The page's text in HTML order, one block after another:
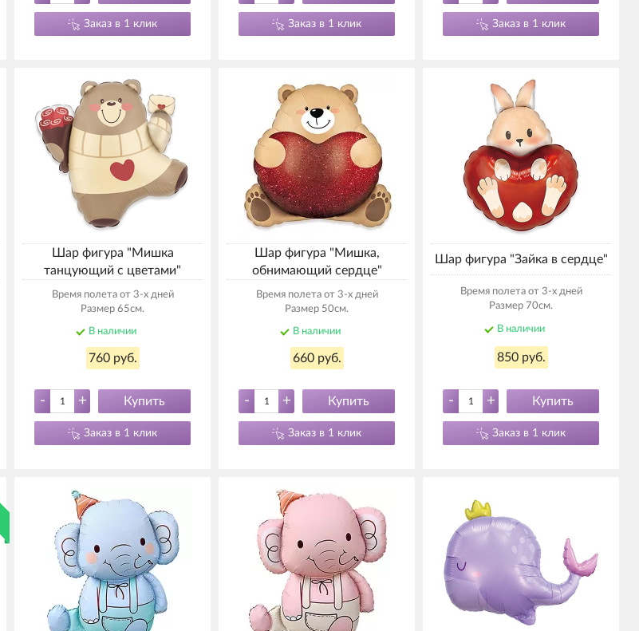
Заказ в 1 клик Заказ в 1 клик Заказ в 1 клик
Шар фигура "Мишка
танцующий с цветами"
Время полета от 3-х дней
Размер 65см.
В наличии
760 руб.
- + Купить
Заказ в 1 клик
Шар фигура "Мишка,
обнимающий сердце"
Время полета от 3-х дней
Размер 50см.
В наличии
660 руб.
- + Купить
Заказ в 1 клик
Шар фигура "Зайка в сердце"
Время полета от 3-х дней
Размер 70см.
В наличии
850 руб.
- + Купить
Заказ в 1 клик